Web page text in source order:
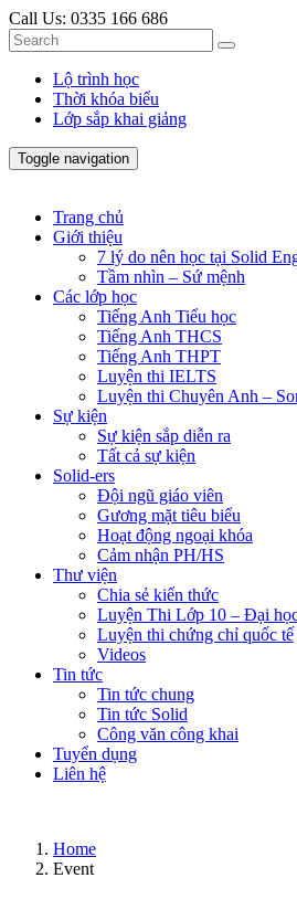
Call Us: 0335 166 686
Lộ trình học
Thời khóa biểu
Lớp sắp khai giảng
Toggle navigation
Trang chủ
Giới thiệu
7 lý do nên học tại Solid
Tầm nhìn – Sứ mệnh
Các lớp học
Tiếng Anh Tiểu học
Tiếng Anh THCS
Tiếng Anh THPT
Luyện thi IELTS
Luyện thi Chuyên Anh –
Sự kiện
Sự kiện sắp diễn ra
Tất cả sự kiện
Solid-ers
Đội ngũ giáo viên
Gương mặt tiêu biểu
Hoạt động ngoại khóa
Cảm nhận PH/HS
Thư viện
Chia sẻ kiến thức
Luyện Thi Lớp 10 – Đại
Luyện thi chứng chỉ quốc tế
Videos
Tin tức
Tin tức chung
Tin tức Solid
Công văn công khai
Tuyển dụng
Liên hệ
Home
Event